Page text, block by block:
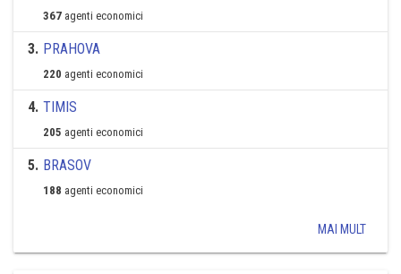
367 agenti economici
3. PRAHOVA
220 agenti economici
4. TIMIS
205 agenti economici
5. BRASOV
188 agenti economici
MAI MULT